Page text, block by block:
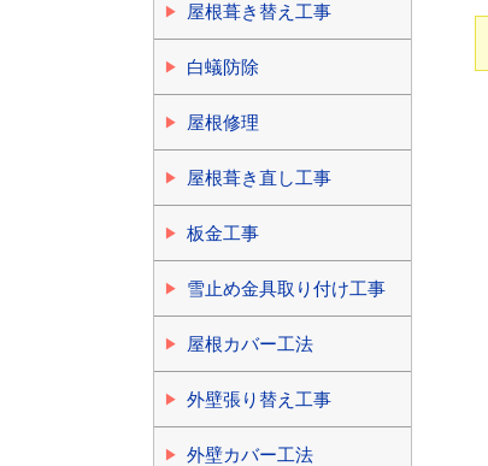
屋根葺き替え工事
白蟻防除
屋根修理
屋根葺き直し工事
板金工事
雪止め金具取り付け工事
屋根カバー工法
外壁張り替え工事
外壁カバー工法